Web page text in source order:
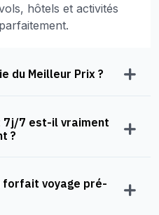
hôtels et activités
du Meilleur Prix ?
7j/7 est-il vraiment
?
forfait voyage pré-